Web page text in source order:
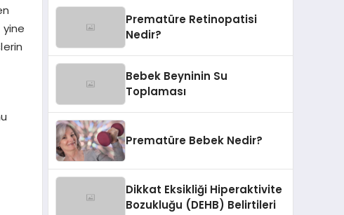
Prematüre Retinopatisi
Nedir?
Bebek Beyninin Su
Toplaması
Prematüre Bebek Nedir?
Dikkat Eksikliği Hiperaktivite
Bozukluğu (DEHB) Belirtileri